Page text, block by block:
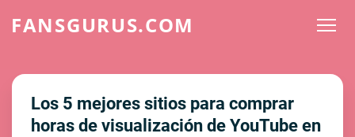
FANSGURUS.COM
Los 5 mejores sitios para comprar
horas de visualización de YouTube en